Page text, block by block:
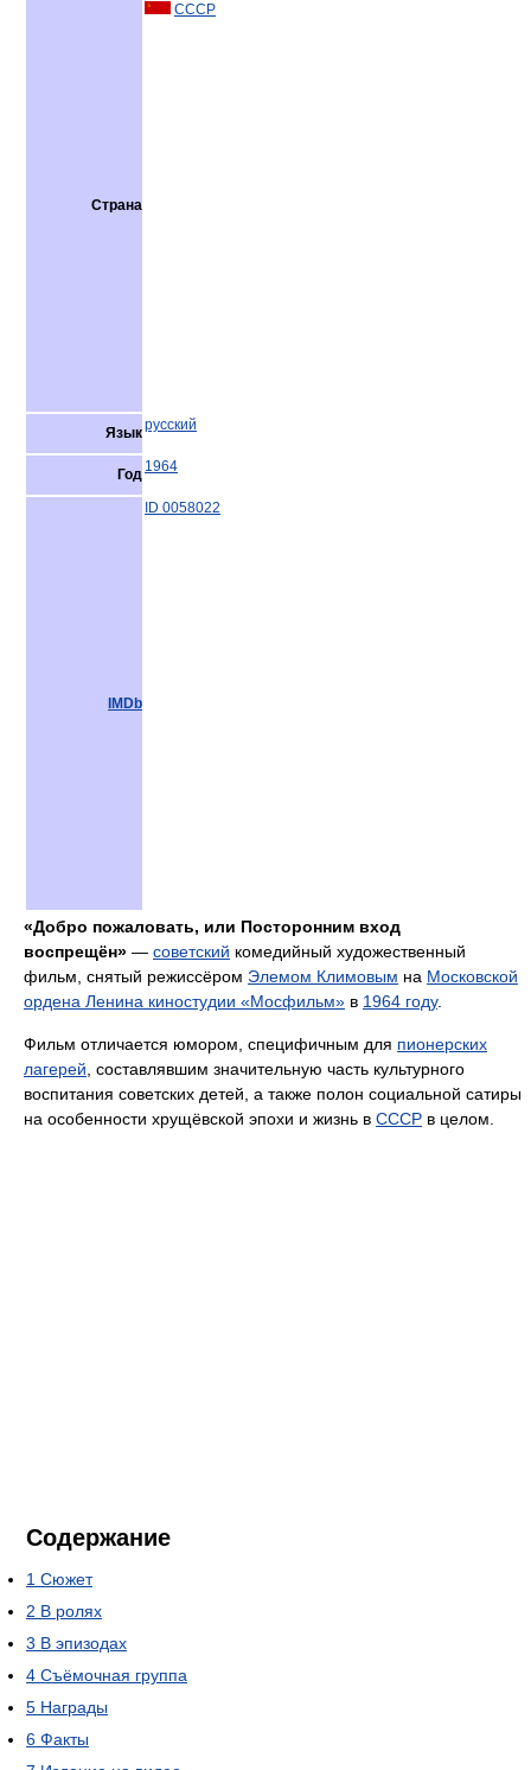
Страна
СССР
Языкрусский
Год 1964
IMDb
ID 0058022
«Добро пожаловать, или Посторонним вход
воспрещён» — советский комедийный художественный
фильм, снятый режиссёром Элемом Климовым на Московской
ордена Ленина киностудии «Мосфильм» в 1964 году.
Фильм отличается юмором, специфичным для пионерских
лагерей , составлявшим значительную часть культурного
воспитания советских детей, а также полон социальной сатиры
на особенности хрущёвской эпохи и жизнь в СССР в целом.
Содержание
1 Сюжет
2 В ролях
3 В эпизодах
4 Съёмочная группа
5 Награды
6 Факты